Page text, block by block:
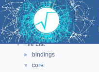
► Functional Parts
► Namespaces
► All Classes
▼ Files
▼ File List
► bindings
▼ core